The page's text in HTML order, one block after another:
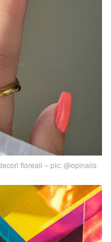
floreali – pic: @opinails